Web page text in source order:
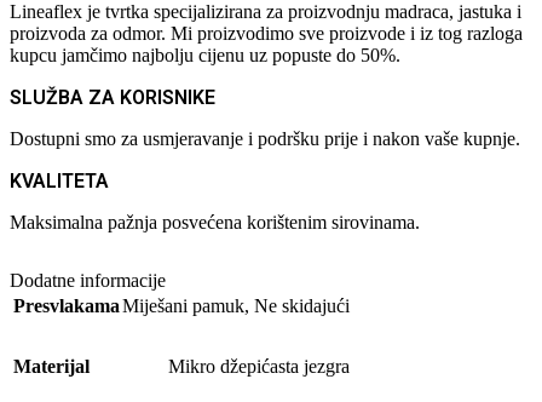
Lineaflex je tvrtka specijalizirana za proizvodnju madraca, jastuka i
proizvoda za odmor. Mi proizvodimo sve proizvode i iz tog razloga
kupcu jamčimo najbolju cijenu uz popuste do 50%.
SLUŽBA ZA KORISNIKE
Dostupni smo za usmjeravanje i podršku prije i nakon vaše kupnje.
KVALITETA
Maksimalna pažnja posvećena korištenim sirovinama.
Dodatne informacije
PresvlakamaMiješani pamuk, Ne skidajući
Materijal Mikro džepićasta jezgra